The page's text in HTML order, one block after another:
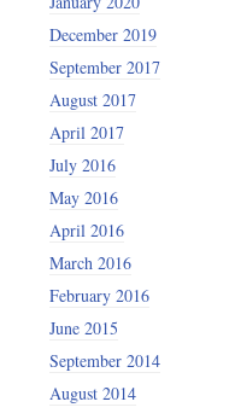
December 2019
September 2017
August 2017
April 2017
July 2016
May 2016
April 2016
March 2016
February 2016
June 2015
September 2014
August 2014